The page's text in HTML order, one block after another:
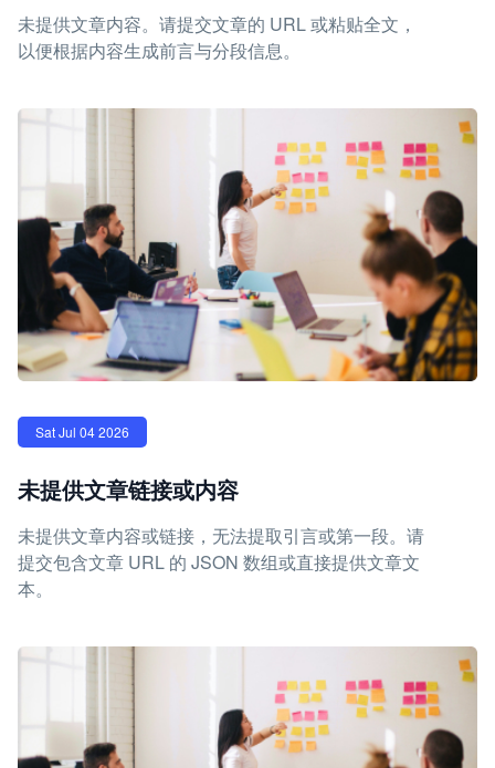
未提供文章内容。请提交文章的 URL 或粘贴全文，
以便根据内容生成前言与分段信息。
Sat Jul 04 2026
未提供文章链接或内容
未提供文章内容或链接，无法提取引言或第一段。请
提交包含文章 URL 的 JSON 数组或直接提供文章文
本。